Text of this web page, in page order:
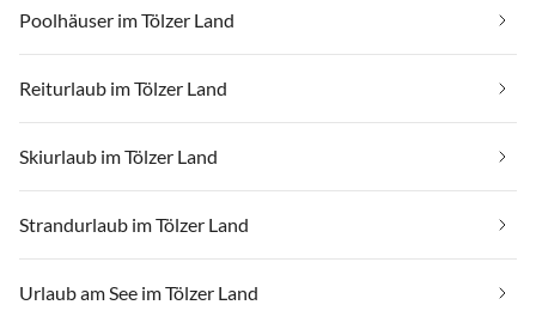
Poolhäuser im Tölzer Land
Reiturlaub im Tölzer Land
Skiurlaub im Tölzer Land
Strandurlaub im Tölzer Land
Urlaub am See im Tölzer Land